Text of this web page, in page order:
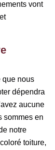
vont
que nous
dépendra
aucune
sommes en
notre
toiture,